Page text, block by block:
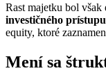
Rast majetku bol
investičného prístupu
equity, ktoré
Mení sa